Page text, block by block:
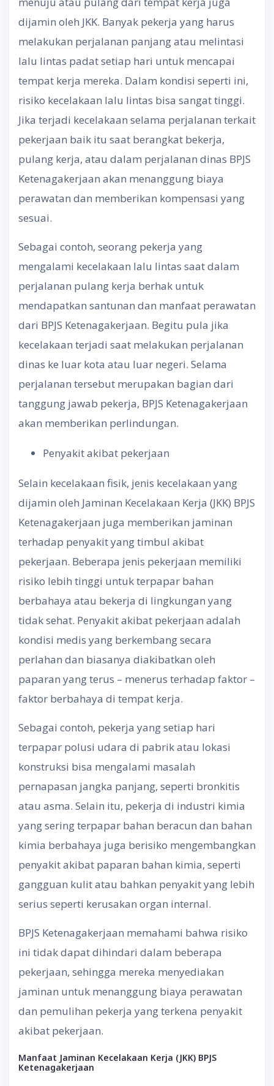
dijamin oleh JKK. Banyak pekerja yang harus
melakukan perjalanan panjang atau melintasi
lalu lintas padat setiap hari untuk mencapai
tempat kerja mereka. Dalam kondisi seperti ini,
risiko kecelakaan lalu lintas bisa sangat tinggi.
Jika terjadi kecelakaan selama perjalanan terkait
pekerjaan baik itu saat berangkat bekerja,
pulang kerja, atau dalam perjalanan dinas BPJS
Ketenagakerjaan akan menanggung biaya
perawatan dan memberikan kompensasi yang
sesuai.
Sebagai contoh, seorang pekerja yang
mengalami kecelakaan lalu lintas saat dalam
perjalanan pulang kerja berhak untuk
mendapatkan santunan dan manfaat perawatan
dari BPJS Ketenagakerjaan. Begitu pula jika
kecelakaan terjadi saat melakukan perjalanan
dinas ke luar kota atau luar negeri. Selama
perjalanan tersebut merupakan bagian dari
tanggung jawab pekerja, BPJS Ketenagakerjaan
akan memberikan perlindungan.
Penyakit akibat pekerjaan
Selain kecelakaan fisik, jenis kecelakaan yang
dijamin oleh Jaminan Kecelakaan Kerja (JKK) BPJS
Ketenagakerjaan juga memberikan jaminan
terhadap penyakit yang timbul akibat
pekerjaan. Beberapa jenis pekerjaan memiliki
risiko lebih tinggi untuk terpapar bahan
berbahaya atau bekerja di lingkungan yang
tidak sehat. Penyakit akibat pekerjaan adalah
kondisi medis yang berkembang secara
perlahan dan biasanya diakibatkan oleh
paparan yang terus – menerus terhadap faktor –
faktor berbahaya di tempat kerja.
Sebagai contoh, pekerja yang setiap hari
terpapar polusi udara di pabrik atau lokasi
konstruksi bisa mengalami masalah
pernapasan jangka panjang, seperti bronkitis
atau asma. Selain itu, pekerja di industri kimia
yang sering terpapar bahan beracun dan bahan
kimia berbahaya juga berisiko mengembangkan
penyakit akibat paparan bahan kimia, seperti
gangguan kulit atau bahkan penyakit yang lebih
serius seperti kerusakan organ internal.
BPJS Ketenagakerjaan memahami bahwa risiko
ini tidak dapat dihindari dalam beberapa
pekerjaan, sehingga mereka menyediakan
jaminan untuk menanggung biaya perawatan
dan pemulihan pekerja yang terkena penyakit
akibat pekerjaan.
Manfaat Jaminan Kecelakaan Kerja (JKK) BPJS
Ketenagakerjaan